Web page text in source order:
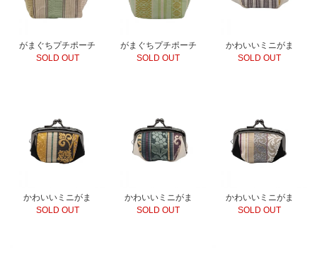
がまぐちプチポーチ
SOLD OUT
がまぐちプチポーチ
SOLD OUT
かわいいミニがま
SOLD OUT
かわいいミニがま
SOLD OUT
かわいいミニがま
SOLD OUT
かわいいミニがま
SOLD OUT